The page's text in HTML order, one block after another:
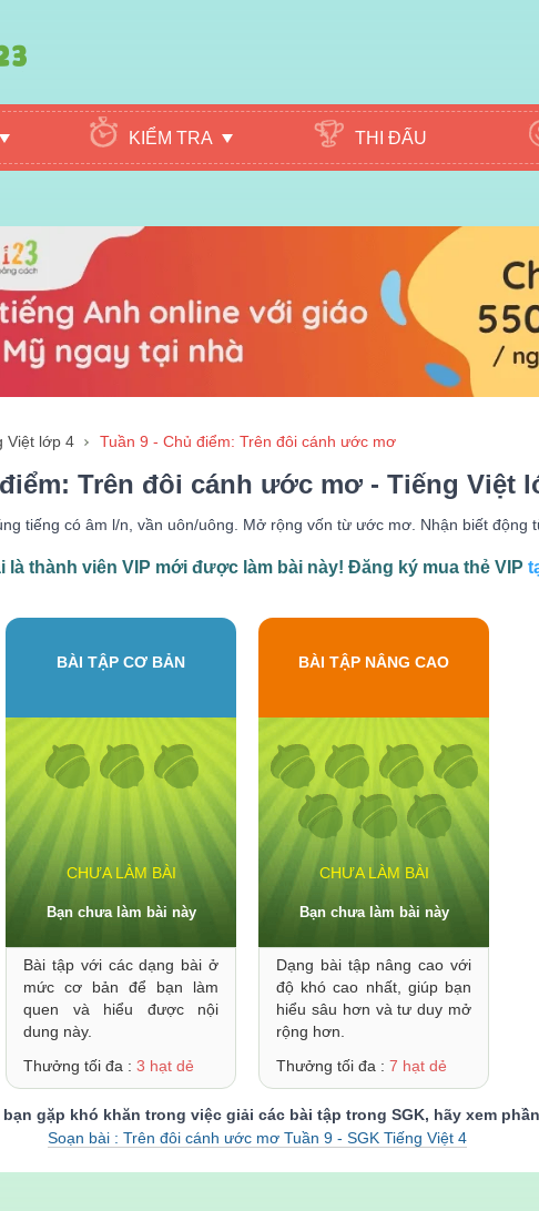
KIỂM TRA THI ĐẤU
Việt lớp 4 Tuần 9 - Chủ điểm: Trên đôi cánh ước mơ
Trên đôi cánh ước mơ - Tiếng Việt
tiếng có âm l/n, vần uôn/uông. Mở rộng vốn từ ước mơ. Nhận biết động
làthành viên VIP mới được làm bài này! Đăng ký mua thẻ VIP
BÀI TẬP CƠ BẢN
CHƯA LÀM BÀI
Bạn chưa làm bài này
Bài tập với các dạng bài ở
mức cơ bản để bạn làm
quen và hiểu được nội
dung này.
Thưởng tối đa :3 hạt dẻ
BÀI TẬP NÂNG CAO
CHƯA LÀM BÀI
Bạn chưa làm bài này
Dạng bài tập nâng cao với
độ khó cao nhất, giúp bạn
hiểu sâu hơn và tư duy mở
rộng hơn.
Thưởng tối đa :7 hạt dẻ
bạn gặp khó khăn trong việc giải các bài tập trong SGK, hãy xem
Soạn bài : Trên đôi cánh ước mơ Tuần 9 - SGK Tiếng Việt 4